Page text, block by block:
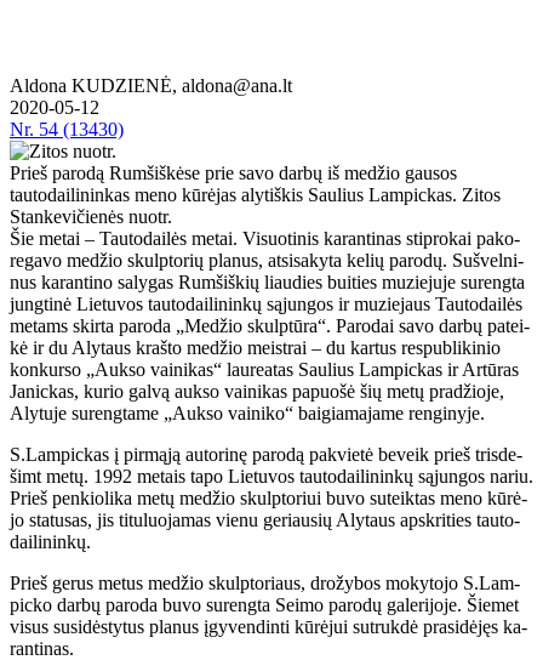
Aldona KUDZIENĖ, aldona@ana.lt
2020-05-12
Nr. 54 (13430)
Prieš parodą Rumšiškėse prie savo darbų iš medžio gausos
tautodailininkas meno kūrėjas alytiškis Saulius Lampickas. Zitos
Stankevičienės nuotr.
Šie me­tai – Tau­to­dai­lės me­tai. Vi­suo­ti­nis ka­ran­ti­nas stip­ro­kai pa­ko­
re­ga­vo me­džio skulp­to­rių pla­nus, at­si­sa­ky­ta ke­lių pa­ro­dų. Su­švel­ni­
nus ka­ran­ti­no sa­ly­gas Rum­šiš­kių liau­dies bui­ties mu­zie­ju­je su­reng­ta
jung­ti­nė Lie­tu­vos tau­to­dai­li­nin­kų są­jun­gos ir mu­zie­jaus Tau­to­dai­lės
me­tams skir­ta pa­ro­da „Me­džio skulp­tū­ra“. Pa­ro­dai sa­vo dar­bų pa­tei­
kė ir du Aly­taus kraš­to me­džio meist­rai – du kar­tus res­pub­li­ki­nio
kon­kur­so „Auk­so vai­ni­kas“ lau­re­a­tas Sau­lius Lam­pic­kas ir Ar­tū­ras
Ja­nic­kas, ku­rio gal­vą auk­so vai­ni­kas pa­puo­šė šių me­tų pra­džio­je,
Aly­tu­je su­reng­ta­me „Auk­so vai­ni­ko“ bai­gia­ma­ja­me ren­gi­ny­je.
S.Lam­pic­kas į pir­mą­ją au­to­ri­nę pa­ro­dą pa­kvie­tė be­veik prieš tris­de­
šimt me­tų. 1992 me­tais ta­po Lie­tu­vos tau­to­dai­li­nin­kų są­jun­gos na­riu.
Prieš pen­kio­li­ka me­tų me­džio skulp­to­riui bu­vo su­teik­tas me­no kū­rė­
jo sta­tu­sas, jis ti­tu­luo­ja­mas vie­nu ge­riau­sių Aly­taus ap­skri­ties tau­to­
dai­li­nin­kų.
Prieš ge­rus me­tus me­džio skulp­to­riaus, dro­žy­bos mo­ky­to­jo S.Lam­
pic­ko dar­bų pa­ro­da bu­vo su­reng­ta Sei­mo pa­ro­dų ga­le­ri­jo­je. Šie­met
vi­sus su­si­dės­ty­tus pla­nus įgy­ven­din­ti kū­rė­jui su­truk­dė pra­si­dė­jęs ka­
ran­ti­nas.